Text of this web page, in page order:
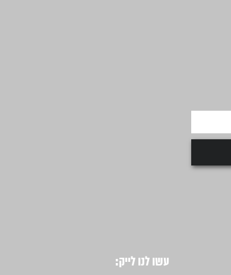
עשו לנו לייק: